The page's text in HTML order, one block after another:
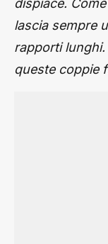
dispiace.
lascia sempre
rapporti
queste coppie